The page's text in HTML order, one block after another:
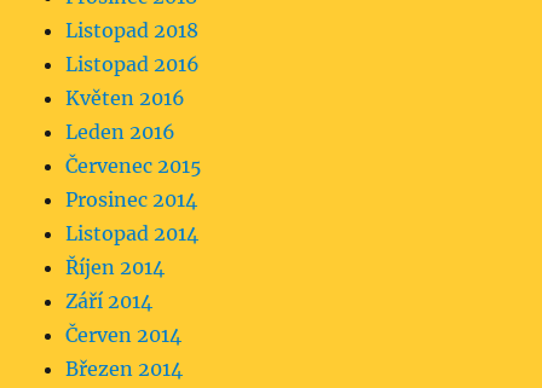
Listopad 2018
Listopad 2016
Květen 2016
Leden 2016
Červenec 2015
Prosinec 2014
Listopad 2014
Říjen 2014
Září 2014
Červen 2014
Březen 2014